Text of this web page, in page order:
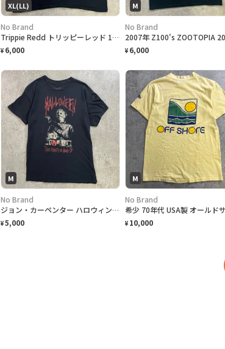
XL(LL)
No Brand
Trippie Redd トリッピーレッド 1400 フェイスフォト サイケデリック ラップTシャツ メンズXL 古着 ヒップホップ 黒
¥ 6,000
M
No Brand
¥ 6,000
M
No Brand
ジョン・カーペンター ハロウィン HALLOWEEN マイケルマイヤーズ ホラー 映画 半袖 ムービーTシャツ メンズM 古着 黒色
¥5,000
M
No Brand
¥ 10,000